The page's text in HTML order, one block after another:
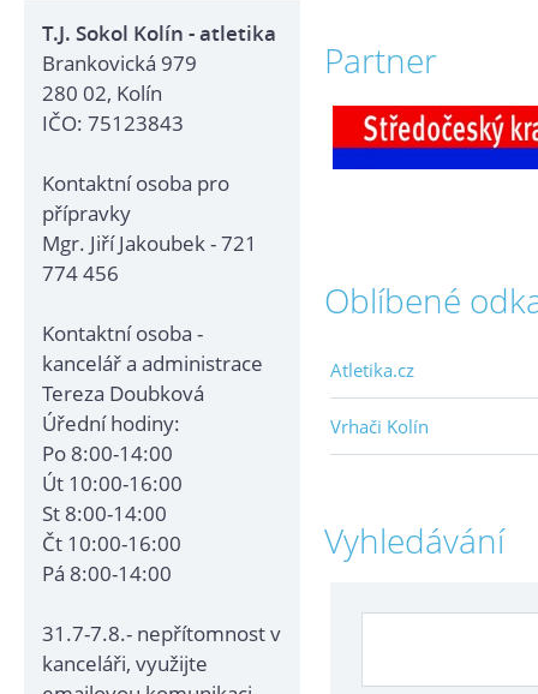
T.J. Sokol Kolín - atletika
Brankovická 979
280 02, Kolín
IČO: 75123843
Kontaktní osoba pro
přípravky
Mgr. Jiří Jakoubek - 721
774 456
Kontaktní osoba -
kancelář a administrace
Tereza Doubková
Úřední hodiny:
Po 8:00-14:00
Út 10:00-16:00
St 8:00-14:00
Čt 10:00-16:00
Pá 8:00-14:00
31.7-7.8.- nepřítomnost v
kanceláři, využijte
Partner
Oblíbené
Atletika.cz
Vrhači Kolín
Vyhledávání